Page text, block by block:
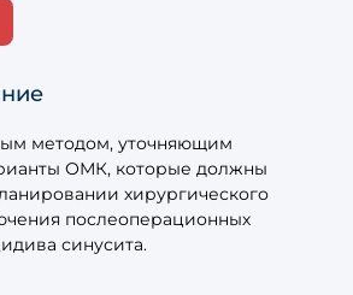
методом, уточняющим
ОМК, которые должны
хирургического
послеоперационных
синусита.